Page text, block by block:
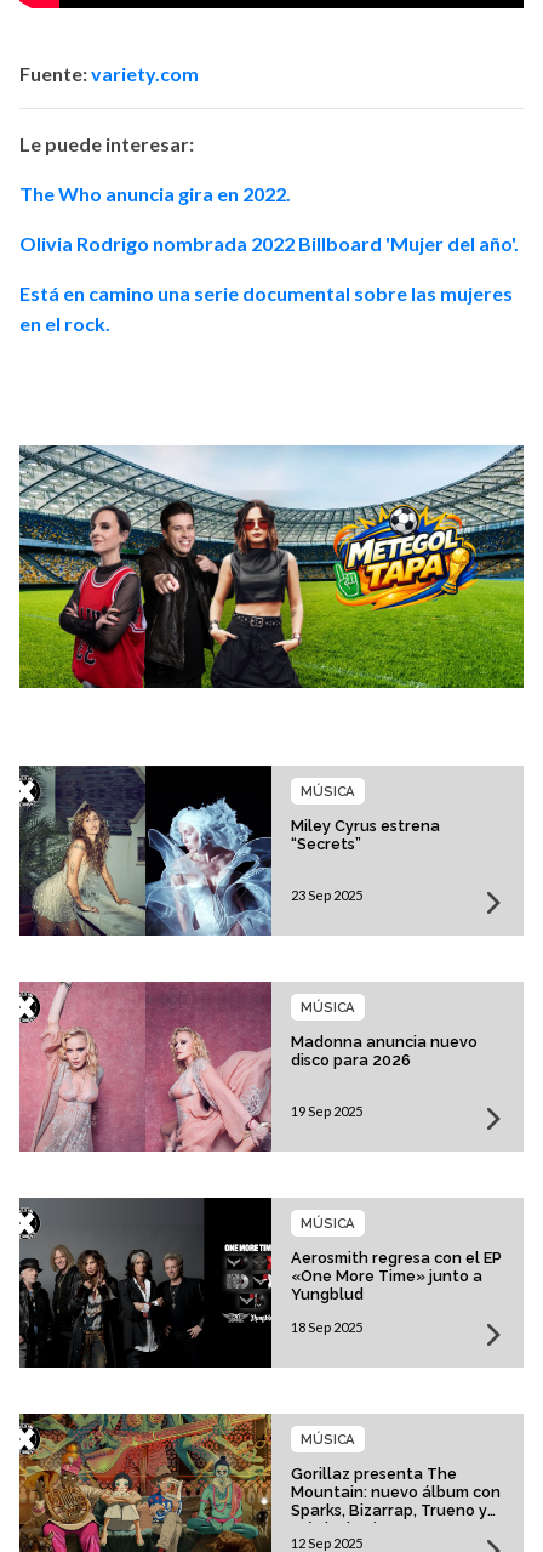
Fuente:variety.com
Le puede interesar:
The Who anuncia gira en 2022.
Olivia Rodrigo nombrada 2022 Billboard 'Mujer del año'.
Está en camino una serie documental sobre las mujeres
en el rock.
Miley Cyrus estrena
“Secrets”
MÚSICA
23 Sep 2025
Madonna anuncia nuevo
disco para 2026
MÚSICA
19 Sep 2025
Aerosmith regresa con el EP
«One More Time» junto a
Yungblud
MÚSICA
18 Sep 2025
Gorillaz presenta The
Mountain: nuevo álbum con
Sparks, Bizarrap, Trueno y
más invitados
MÚSICA
12 Sep 2025